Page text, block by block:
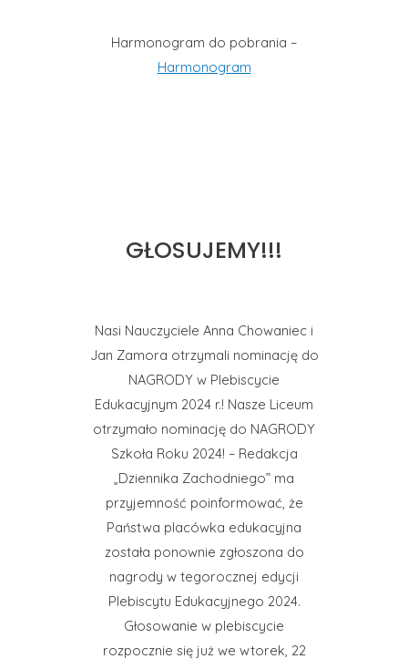
Harmonogram do pobrania –
Harmonogram
GŁOSUJEMY!!!
Nasi Nauczyciele Anna Chowaniec i
Jan Zamora otrzymali nominację do
NAGRODY w Plebiscycie
Edukacyjnym 2024 r.! Nasze Liceum
otrzymało nominację do NAGRODY
Szkoła Roku 2024! – Redakcja
„Dziennika Zachodniego” ma
przyjemność poinformować, że
Państwa placówka edukacyjna
została ponownie zgłoszona do
nagrody w tegorocznej edycji
Plebiscytu Edukacyjnego 2024.
Głosowanie w plebiscycie
rozpocznie się już we wtorek, 22